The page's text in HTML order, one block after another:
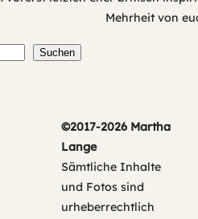
Mehrheit von
Suchen
©2017-2026 Martha
Lange
Sämtliche Inhalte
und Fotos sind
urheberrechtlich